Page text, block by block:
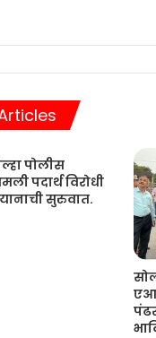
पोलीस
पदार्थ विरोधी
सुरुवात.